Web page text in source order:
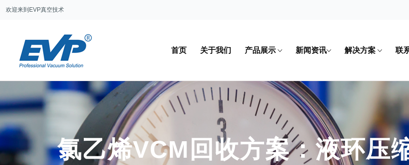
欢迎来到EVP真空技术
首页 关于我们 产品展示 新闻资讯 解决方案 联
氯乙烯VCM回收方案：液环压